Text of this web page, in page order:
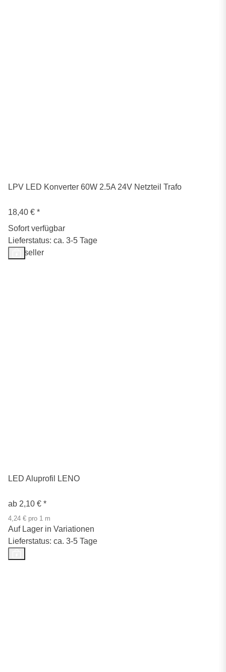
LPV LED Konverter 60W 2.5A 24V Netzteil Trafo
18,40 € *
Sofort verfügbar
Lieferstatus: ca. 3-5 Tage
Bestseller
LED Aluprofil LENO
ab 2,10 € *
4,24 € pro 1 m
Auf Lager in Variationen
Lieferstatus: ca. 3-5 Tage